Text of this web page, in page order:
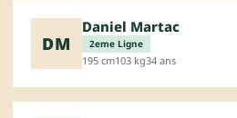
DM
Daniel Martac
2eme Ligne
195 cm103 kg34 ans